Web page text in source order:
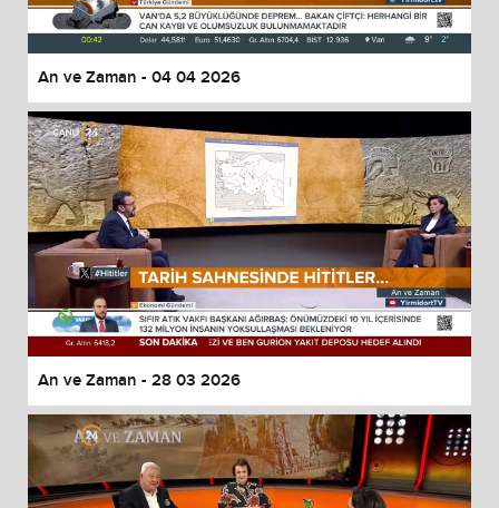
An ve Zaman - 04 04 2026
An ve Zaman - 28 03 2026